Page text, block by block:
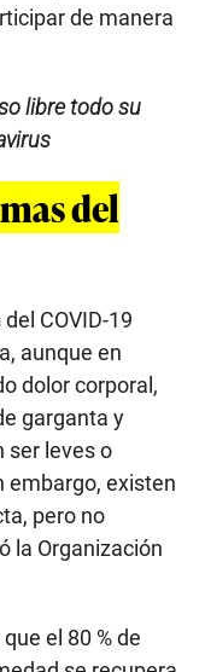
de manera
libre todo su
del
COVID-19
aunque en
dolor corporal,
garganta y
ser leves o
embargo, existen
pero no
la Organización
el 80 % de